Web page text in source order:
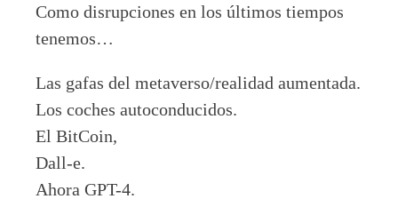
Como disrupciones en los últimos tiempos
tenemos…
Las gafas del metaverso/realidad aumentada.
Los coches autoconducidos.
El BitCoin,
Dall-e.
Ahora GPT-4.